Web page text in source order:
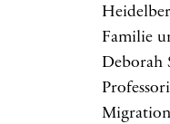
Familie
Deborah